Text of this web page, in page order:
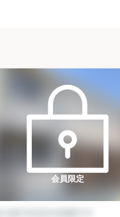
につき、宇都宮市マイホーム取
34条14号（長期居住要件）の開
会員限定